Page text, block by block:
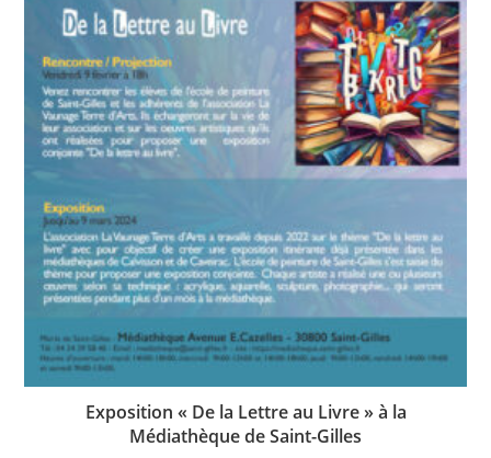
Exposition « De la Lettre au Livre » à la
Médiathèque de Saint-Gilles